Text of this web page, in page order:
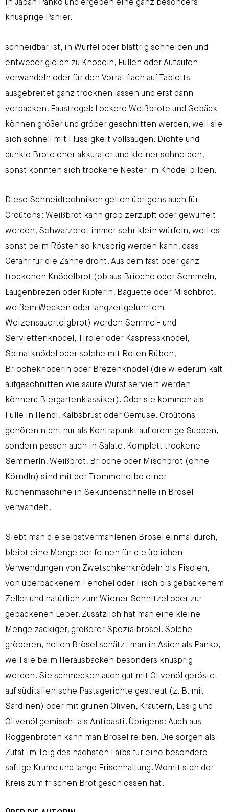
in Japan Panko und ergeben eine ganz besonders
knusprige Panier.
schneidbar ist, in Würfel oder blättrig schneiden und
entweder gleich zu Knödeln, Füllen oder Aufläufen
verwandeln oder für den Vorrat flach auf Tabletts
ausgebreitet ganz trocknen lassen und erst dann
verpacken. Faustregel: Lockere Weißbrote und Gebäck
können größer und gröber geschnitten werden, weil sie
sich schnell mit Flüssigkeit vollsaugen. Dichte und
dunkle Brote eher akkurater und kleiner schneiden,
sonst könnten sich trockene Nester im Knödel bilden.
Diese Schneidtechniken gelten übrigens auch für
Croûtons: Weißbrot kann grob zerzupft oder gewürfelt
werden, Schwarzbrot immer sehr klein würfeln, weil es
sonst beim Rösten so knusprig werden kann, dass
Gefahr für die Zähne droht. Aus dem fast oder ganz
trockenen Knödelbrot (ob aus Brioche oder Semmeln,
Laugenbrezen oder Kipferln, Baguette oder Mischbrot,
weißem Wecken oder langzeitgeführtem
Weizensauerteigbrot) werden Semmel- und
Serviettenknödel, Tiroler oder Kaspressknödel,
Spinatknödel oder solche mit Roten Rüben,
Briocheknöderln oder Brezenknödel (die wiederum kalt
aufgeschnitten wie saure Wurst serviert werden
können: Biergartenklassiker). Oder sie kommen als
Fülle in Hendl, Kalbsbrust oder Gemüse. Croûtons
gehören nicht nur als Kontrapunkt auf cremige Suppen,
sondern passen auch in Salate. Komplett trockene
Semmerln, Weißbrot, Brioche oder Mischbrot (ohne
Körndln) sind mit der Trommelreibe einer
Küchenmaschine in Sekundenschnelle in Brösel
verwandelt.
Siebt man die selbstvermahlenen Brösel einmal durch,
bleibt eine Menge der feinen für die üblichen
Verwendungen von Zwetschkenknödeln bis Fisolen,
von überbackenem Fenchel oder Fisch bis gebackenem
Zeller und natürlich zum Wiener Schnitzel oder zur
gebackenen Leber. Zusätzlich hat man eine kleine
Menge zackiger, größerer Spezialbrösel. Solche
gröberen, hellen Brösel schätzt man in Asien als Panko,
weil sie beim Herausbacken besonders knusprig
werden. Sie schmecken auch gut mit Olivenöl geröstet
auf süditalienische Pastagerichte gestreut (z. B. mit
Sardinen) oder mit grünen Oliven, Kräutern, Essig und
Olivenöl gemischt als Antipasti. Übrigens: Auch aus
Roggenbroten kann man Brösel reiben. Die sorgen als
Zutat im Teig des nächsten Laibs für eine besondere
saftige Krume und lange Frischhaltung. Womit sich der
Kreis zum frischen Brot geschlossen hat.